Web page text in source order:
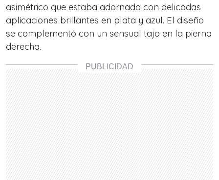
asimétrico que estaba adornado con delicadas
aplicaciones brillantes en plata y azul. El diseño
se complementó con un sensual tajo en la pierna
derecha.